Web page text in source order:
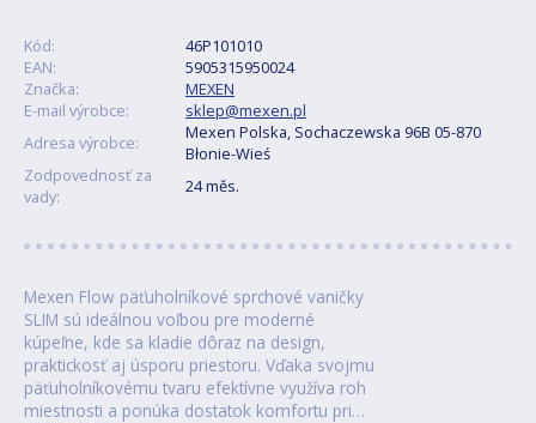
Kód:
46P101010
EAN:
5905315950024
Značka:
MEXEN
E-mail výrobce:
sklep@mexen.pl
Adresa výrobce:
Mexen Polska, Sochaczewska 96B 05-870
Błonie-Wieś
Zodpovednosť za
vady:
24 měs.
Mexen Flow päťuholníkové sprchové vaničky
SLIM sú ideálnou voľbou pre moderné
kúpeľne, kde sa kladie dôraz na design,
praktickosť aj úsporu priestoru. Vďaka svojmu
päťuholníkovému tvaru efektívne využíva roh
miestnosti a ponúka dostatok komfortu pri…